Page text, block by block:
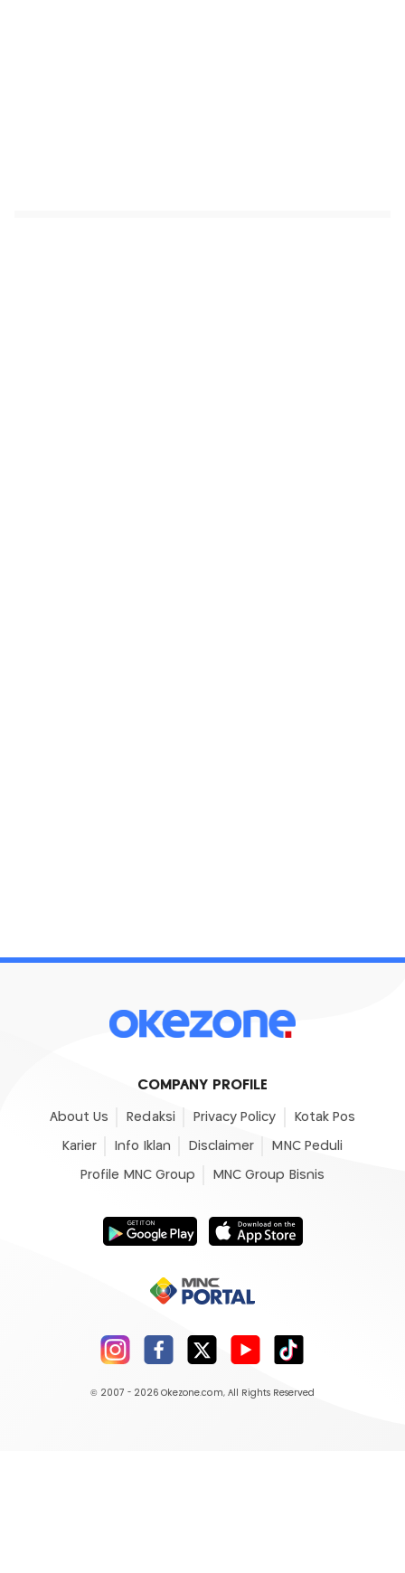
COMPANY PROFILE
About Us Redaksi Privacy Policy Kotak Pos
Karier Info Iklan Disclaimer MNC Peduli
Profile MNC Group MNC Group Bisnis
© 2007 - 2026 Okezone.com, All Rights Reserved